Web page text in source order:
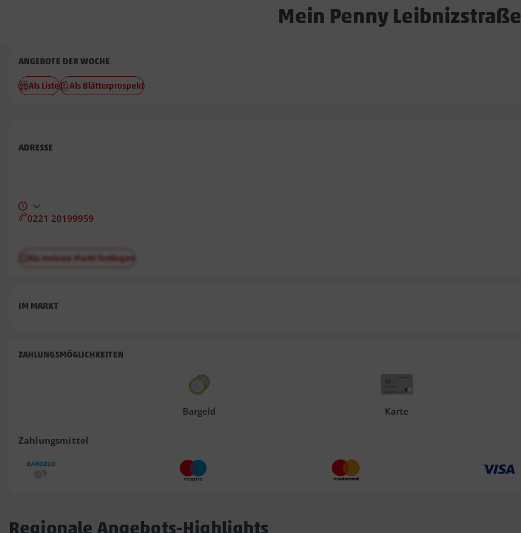
Mein Penny Leibnizstraße
Penny
Leibnizstraße
ANGEBOTE DER WOCHE
Als Liste Als Blätterprospekt
ADRESSE
0221 20199959
Als meinen Markt festlegen
IM MARKT
ZAHLUNGSMÖGLICHKEITEN
Bargeld Karte
Zahlungsmittel
Regionale Angebots-Highlights